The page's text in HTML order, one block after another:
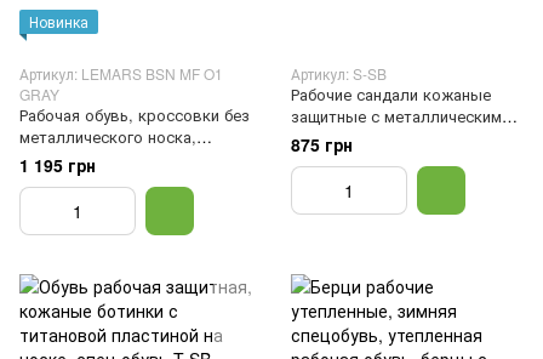
Новинка
Артикул: LEMARS BSN MF O1
GRAY
Рабочая обувь, кроссовки без
металлического носка,
категория защиты O1 FO SR,
Серый, 41
1 195 грн
Артикул: S-SB
Рабочие сандали кожаные
защитные с металлическим
носком спецобувь летняя,
рабочая спец обувь, Черный,
875 грн